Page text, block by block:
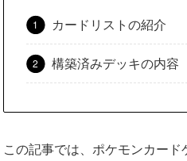
カードリストの紹介
構築済みデッキの内容
この記事では、ポケモンカー